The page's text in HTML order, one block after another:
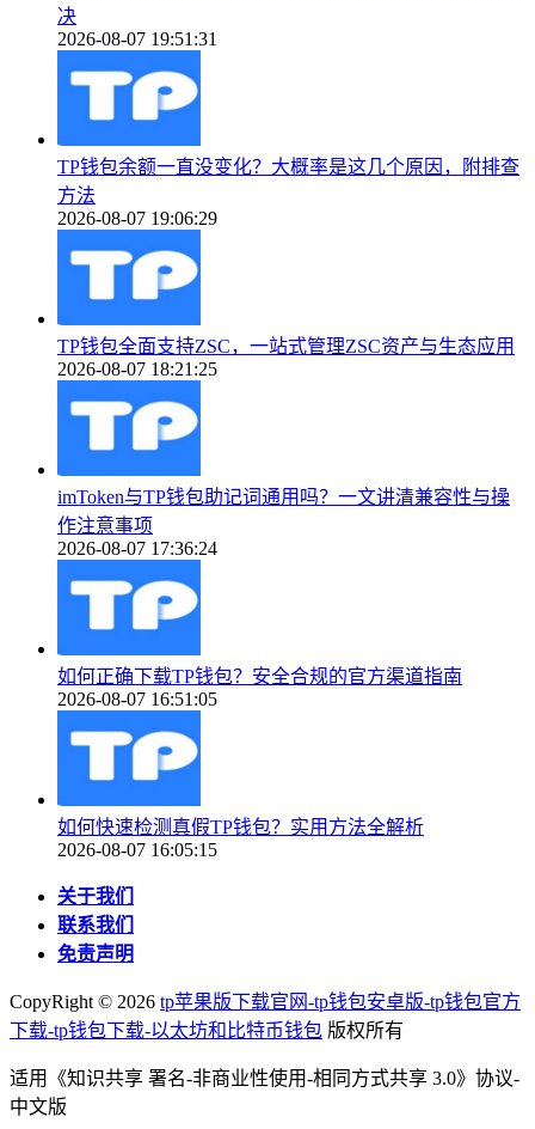
决
2026-08-07 19:51:31
TP钱包余额一直没变化？大概率是这几个原因，附排查
方法
2026-08-07 19:06:29
TP钱包全面支持ZSC，一站式管理ZSC资产与生态应用
2026-08-07 18:21:25
imToken与TP钱包助记词通用吗？一文讲清兼容性与操
作注意事项
2026-08-07 17:36:24
如何正确下载TP钱包？安全合规的官方渠道指南
2026-08-07 16:51:05
如何快速检测真假TP钱包？实用方法全解析
2026-08-07 16:05:15
关于我们
联系我们
免责声明
CopyRight © 2026 tp苹果版下载官网-tp钱包安卓版-tp钱包官方
下载-tp钱包下载-以太坊和比特币钱包 版权所有
适用《知识共享 署名-非商业性使用-相同方式共享 3.0》协议-
中文版